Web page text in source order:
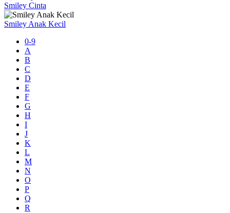
Smiley Cinta
Smiley Anak Kecil
0-9
A
B
C
D
E
F
G
H
I
J
K
L
M
N
O
P
Q
R